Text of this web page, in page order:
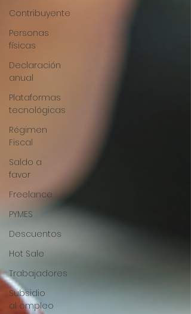
Contribuyente
Personas
físicas
Declaración
anual
Plataformas
tecnológicas
Régimen
Fiscal
Saldo a
favor
Freelance
PYMES
Descuentos
Hot Sale
Trabajadores
Subsidio
al empleo